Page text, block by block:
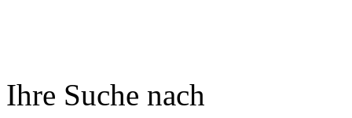
Ihre Suche nach